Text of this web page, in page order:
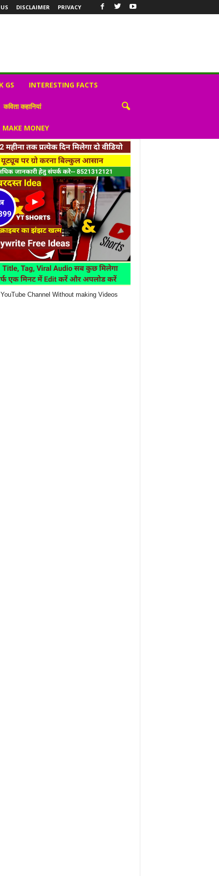
DISCLAIMER PRIVACY
GS INTERESTING FACTS
कविता कहानियां
MONEY
Channel Without making Videos